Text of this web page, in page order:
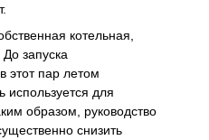
котельная,
запуска
этот пар летом
используется для
образом, руководство
снизить